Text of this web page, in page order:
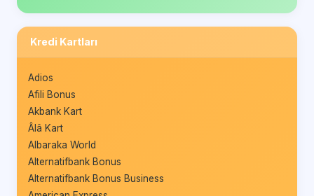
Kredi Kartları
Adios
Afili Bonus
Akbank Kart
Âlâ Kart
Albaraka World
Alternatifbank Bonus
Alternatifbank Bonus Business